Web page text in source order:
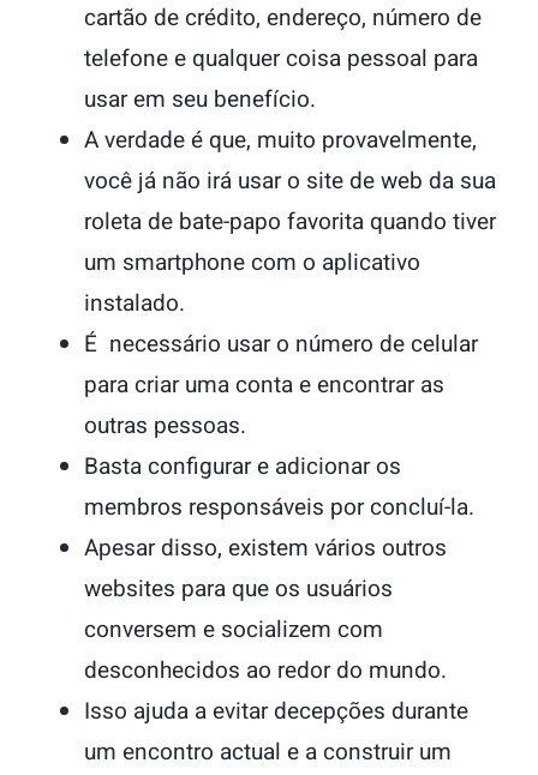
cartão de crédito, endereço, número de
telefone e qualquer coisa pessoal para
usar em seu benefício.
A verdade é que, muito provavelmente,
você já não irá usar o site de web da sua
roleta de bate-papo favorita quando tiver
um smartphone com o aplicativo
instalado.
É necessário usar o número de celular
para criar uma conta e encontrar as
outras pessoas.
Basta configurar e adicionar os
membros responsáveis por concluí-la.
Apesar disso, existem vários outros
websites para que os usuários
conversem e socializem com
desconhecidos ao redor do mundo.
Isso ajuda a evitar decepções durante
um encontro actual e a construir um